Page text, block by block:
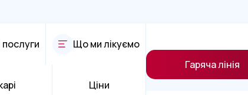
послуги Що ми лікуємо
Ціни
Гаряча лінія